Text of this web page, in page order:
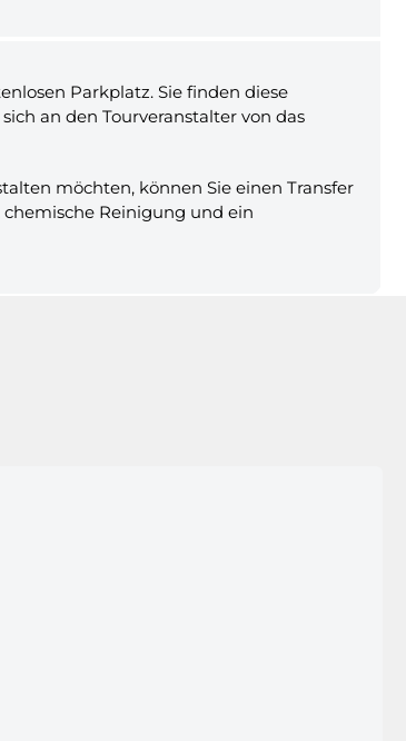
Parkplatz. Sie finden diese
an den Tourveranstalter von das
möchten, können Sie einen Transfer
Reinigung und ein